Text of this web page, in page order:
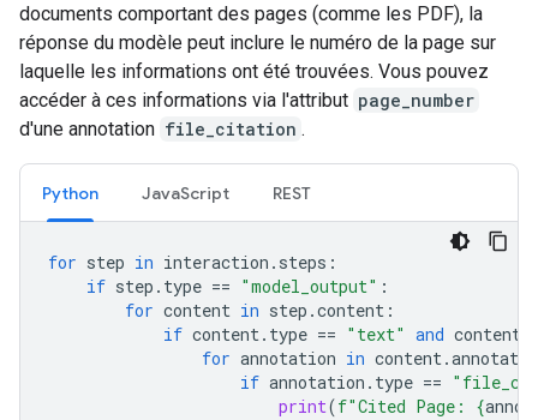
documents comportant des pages (comme les PDF), la
réponse du modèle peut inclure le numéro de la page sur
laquelle les informations ont été trouvées. Vous pouvez
accéder à ces informations via l'attribut page_number
d'une annotation file_citation .
Python JavaScript REST
for step in interaction . steps :
if step . type == "model_output" :
for content in step .content :
if content. type == "text" and content
for annotation in content.
if annotation . type ==
print(f"Cited Page: {